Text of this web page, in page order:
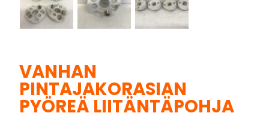
VANHAN
PINTAJAKORASIAN
PYÖREÄ LIITÄNTÄPOHJA